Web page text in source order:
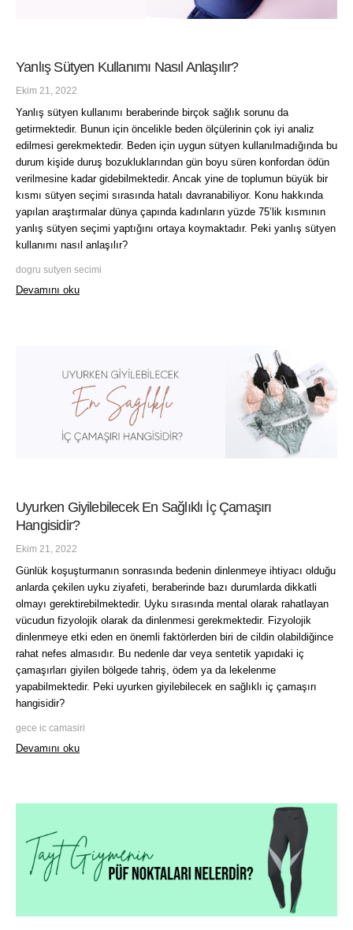
Yanlış Sütyen Kullanımı Nasıl Anlaşılır?
Ekim 21, 2022
Yanlış sütyen kullanımı beraberinde birçok sağlık sorunu da
getirmektedir. Bunun için öncelikle beden ölçülerinin çok iyi analiz
edilmesi gerekmektedir. Beden için uygun sütyen kullanılmadığında bu
durum kişide duruş bozukluklarından gün boyu süren konfordan ödün
verilmesine kadar gidebilmektedir. Ancak yine de toplumun büyük bir
kısmı sütyen seçimi sırasında hatalı davranabiliyor. Konu hakkında
yapılan araştırmalar dünya çapında kadınların yüzde 75’lik kısmının
yanlış sütyen seçimi yaptığını ortaya koymaktadır. Peki yanlış sütyen
kullanımı nasıl anlaşılır?
dogru sutyen secimi
Devamını oku
Uyurken Giyilebilecek En Sağlıklı İç Çamaşırı
Hangisidir?
Ekim 21, 2022
Günlük koşuşturmanın sonrasında bedenin dinlenmeye ihtiyacı olduğu
anlarda çekilen uyku ziyafeti, beraberinde bazı durumlarda dikkatli
olmayı gerektirebilmektedir. Uyku sırasında mental olarak rahatlayan
vücudun fizyolojik olarak da dinlenmesi gerekmektedir. Fizyolojik
dinlenmeye etki eden en önemli faktörlerden biri de cildin olabildiğince
rahat nefes almasıdır. Bu nedenle dar veya sentetik yapıdaki iç
çamaşırları giyilen bölgede tahriş, ödem ya da lekelenme
yapabilmektedir. Peki uyurken giyilebilecek en sağlıklı iç çamaşırı
hangisidir?
gece ic camasiri
Devamını oku